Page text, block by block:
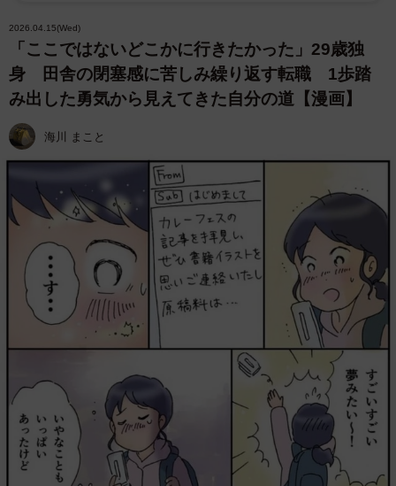
2026.04.15(Wed)
「ここではないどこかに行きたかった」29歳独
身 田舎の閉塞感に苦しみ繰り返す転職 1歩踏
み出した勇気から見えてきた自分の道【漫画】
海川 まこと